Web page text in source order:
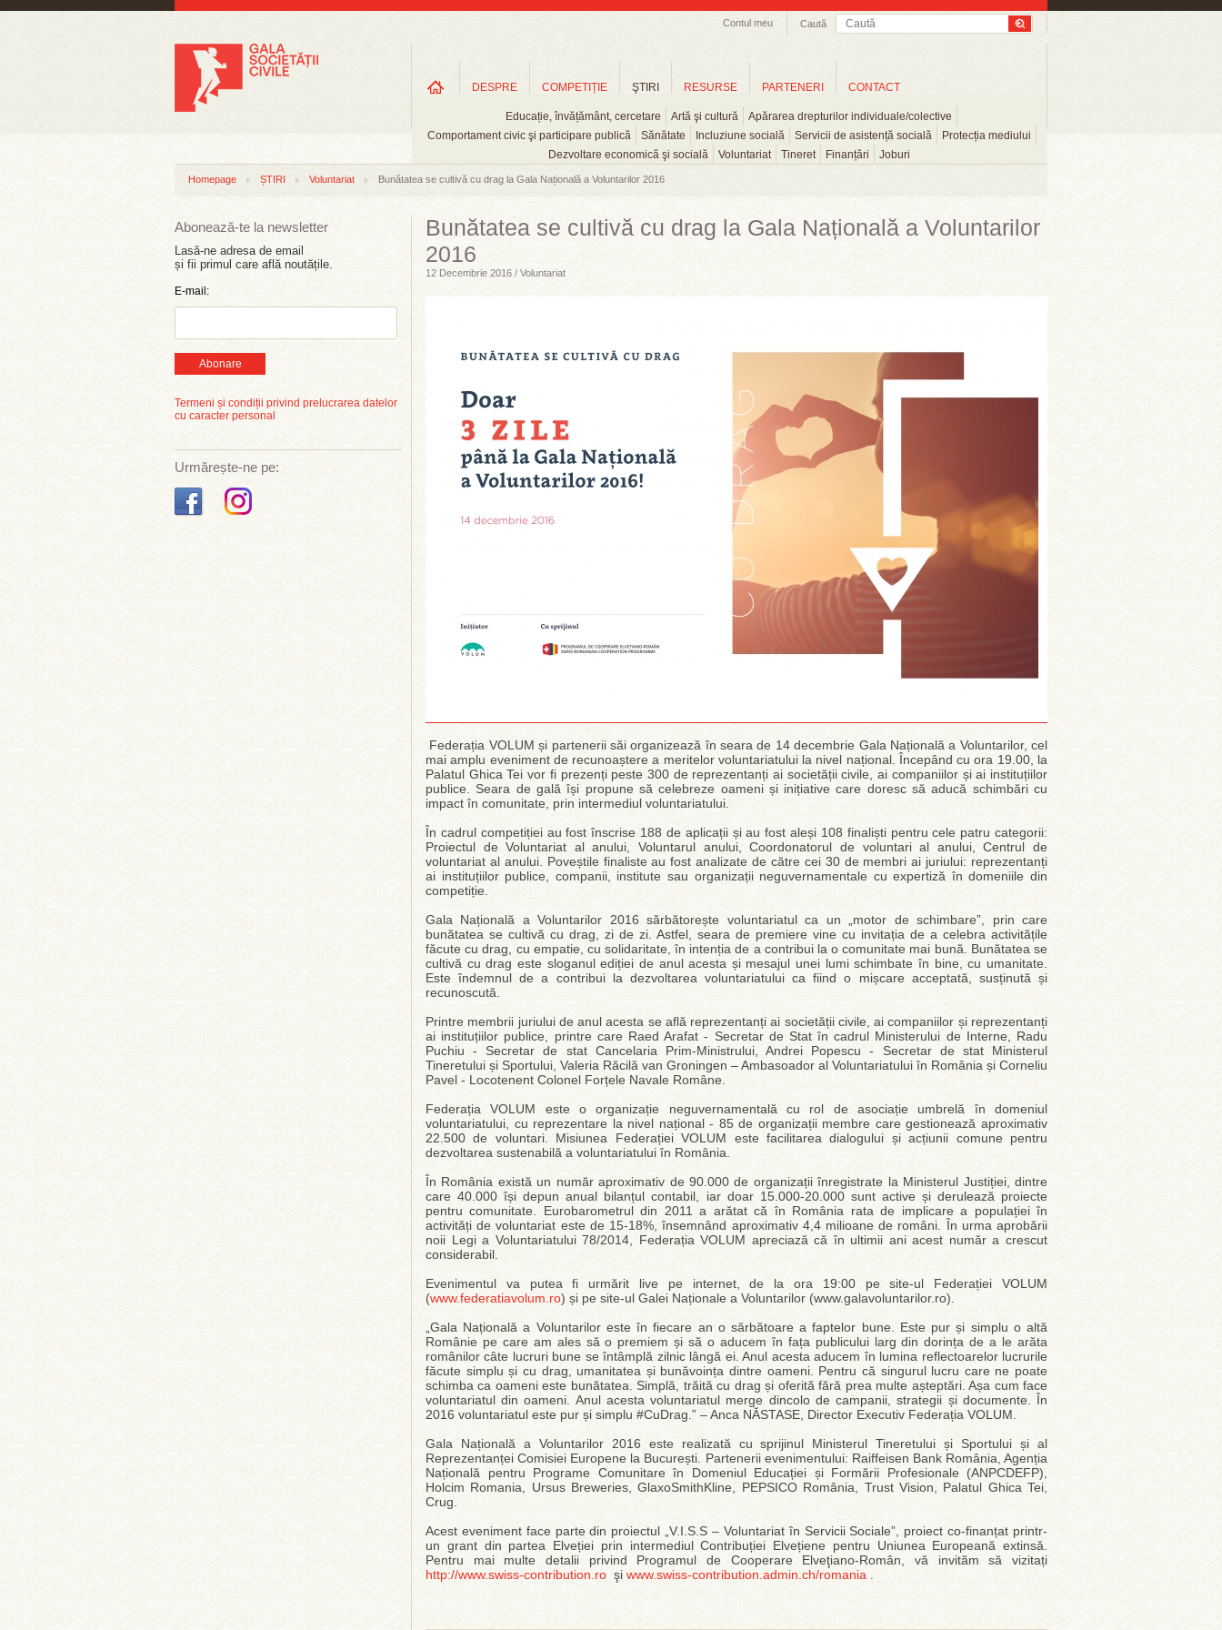
Caută
Contul meu
DESPRE COMPETIȚIE ŞTIRI
Educație, învățământ, cercetare Artă şi cultură
Apărarea drepturilor individuale/colective
Comportament civic şi participare publică
Sănătate Incluziune socială Servicii de asistență socială
Protecția mediului
Dezvoltare economică şi socială
Voluntariat Tineret Finanțări Joburi
RESURSE PARTENERI CONTACT
Homepage ȘTIRI Voluntariat Bunătatea se cultivă cu drag la Gala Națională a Voluntarilor 2016
Abonează-te la newsletter
Lasă-ne adresa de email
și fii primul care află noutățile.
E-mail:
Abonare
Termeni și condiții privind prelucrarea datelor
cu caracter personal
Urmărește-ne pe:
Bunătatea se cultivă cu drag la Gala Națională a Voluntarilor
2016
12 Decembrie 2016 / Voluntariat
Federația VOLUM și partenerii săi organizează în seara de 14 decembrie Gala Națională a Voluntarilor, cel
mai amplu eveniment de recunoaștere a meritelor voluntariatului la nivel național. Începând cu ora 19.00, la
Palatul Ghica Tei vor fi prezenți peste 300 de reprezentanți ai societății civile, ai companiilor și ai instituțiilor
publice. Seara de gală își propune să celebreze oameni și inițiative care doresc să aducă schimbări cu
impact în comunitate, prin intermediul voluntariatului.
În cadrul competiției au fost înscrise 188 de aplicații și au fost aleși 108 finaliști pentru cele patru categorii:
Proiectul de Voluntariat al anului, Voluntarul anului, Coordonatorul de voluntari al anului, Centrul de
voluntariat al anului. Poveștile finaliste au fost analizate de către cei 30 de membri ai juriului: reprezentanți
ai instituțiilor publice, companii, institute sau organizații neguvernamentale cu expertiză în domeniile din
competiție.
Gala Națională a Voluntarilor 2016 sărbătorește voluntariatul ca un „motor de schimbare”, prin care
bunătatea se cultivă cu drag, zi de zi. Astfel, seara de premiere vine cu invitația de a celebra activitățile
făcute cu drag, cu empatie, cu solidaritate, în intenția de a contribui la o comunitate mai bună. Bunătatea se
cultivă cu drag este sloganul ediției de anul acesta și mesajul unei lumi schimbate în bine, cu umanitate.
Este îndemnul de a contribui la dezvoltarea voluntariatului ca fiind o mișcare acceptată, susținută și
recunoscută.
Printre membrii juriului de anul acesta se află reprezentanți ai societății civile, ai companiilor și reprezentanți
ai instituțiilor publice, printre care Raed Arafat - Secretar de Stat în cadrul Ministerului de Interne, Radu
Puchiu - Secretar de stat Cancelaria Prim-Ministrului, Andrei Popescu - Secretar de stat Ministerul
Tineretului și Sportului, Valeria Răcilă van Groningen – Ambasoador al Voluntariatului în România și Corneliu
Pavel - Locotenent Colonel Forțele Navale Române.
Federația VOLUM este o organizație neguvernamentală cu rol de asociație umbrelă în domeniul
voluntariatului, cu reprezentare la nivel național - 85 de organizații membre care gestionează aproximativ
22.500 de voluntari. Misiunea Federației VOLUM este facilitarea dialogului și acțiunii comune pentru
dezvoltarea sustenabilă a voluntariatului în România.
În România există un număr aproximativ de 90.000 de organizații înregistrate la Ministerul Justiției, dintre
care 40.000 își depun anual bilanțul contabil, iar doar 15.000-20.000 sunt active și derulează proiecte
pentru comunitate. Eurobarometrul din 2011 a arătat că în România rata de implicare a populației în
activități de voluntariat este de 15-18%, însemnând aproximativ 4,4 milioane de români. În urma aprobării
noii Legi a Voluntariatului 78/2014, Federația VOLUM apreciază că în ultimii ani acest număr a crescut
considerabil.
Evenimentul va putea fi urmărit live pe internet, de la ora 19:00 pe site-ul Federației VOLUM
(www.federatiavolum.ro) și pe site-ul Galei Naționale a Voluntarilor (www.galavoluntarilor.ro).
„Gala Națională a Voluntarilor este în fiecare an o sărbătoare a faptelor bune. Este pur și simplu o altă
Românie pe care am ales să o premiem și să o aducem în fața publicului larg din dorința de a le arăta
românilor câte lucruri bune se întâmplă zilnic lângă ei. Anul acesta aducem în lumina reflectoarelor lucrurile
făcute simplu și cu drag, umanitatea și bunăvoința dintre oameni. Pentru că singurul lucru care ne poate
schimba ca oameni este bunătatea. Simplă, trăită cu drag și oferită fără prea multe așteptări. Așa cum face
voluntariatul din oameni. Anul acesta voluntariatul merge dincolo de campanii, strategii și documente. În
2016 voluntariatul este pur și simplu #CuDrag.” – Anca NĂSTASE, Director Executiv Federația VOLUM.
Gala Națională a Voluntarilor 2016 este realizată cu sprijinul Ministerul Tineretului și Sportului și al
Reprezentanței Comisiei Europene la București. Partenerii evenimentului: Raiffeisen Bank România, Agenția
Națională pentru Programe Comunitare în Domeniul Educației și Formării Profesionale (ANPCDEFP),
Holcim Romania, Ursus Breweries, GlaxoSmithKline, PEPSICO România, Trust Vision, Palatul Ghica Tei,
Crug.
Acest eveniment face parte din proiectul „V.I.S.S – Voluntariat în Servicii Sociale”, proiect co-finanțat printr-
un grant din partea Elveției prin intermediul Contribuției Elvețiene pentru Uniunea Europeană extinsă.
Pentru mai multe detalii privind Programul de Cooperare Elveţiano-Român, vă invităm să vizitați
http://www.swiss-contribution.ro şi www.swiss-contribution.admin.ch/romania